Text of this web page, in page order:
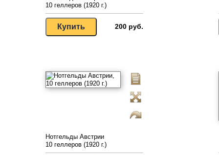
10 геллеров (1920 г.)
200 руб.
Нотгельды Австрии
10 геллеров (1920 г.)